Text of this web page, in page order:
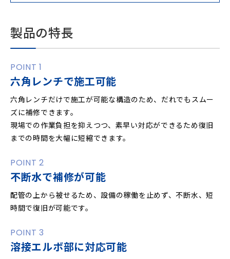
製品の特長
POINT 1
六角レンチで施工可能
六角レンチだけで施工が可能な構造のため、だれでもスムー
ズに補修できます。
現場での作業負担を抑えつつ、素早い対応ができるため復旧
までの時間を大幅に短縮できます。
POINT 2
不断水で補修が可能
配管の上から被せるため、設備の稼働を止めず、不断水、短
時間で復旧が可能です。
POINT 3
溶接エルボ部に対応可能